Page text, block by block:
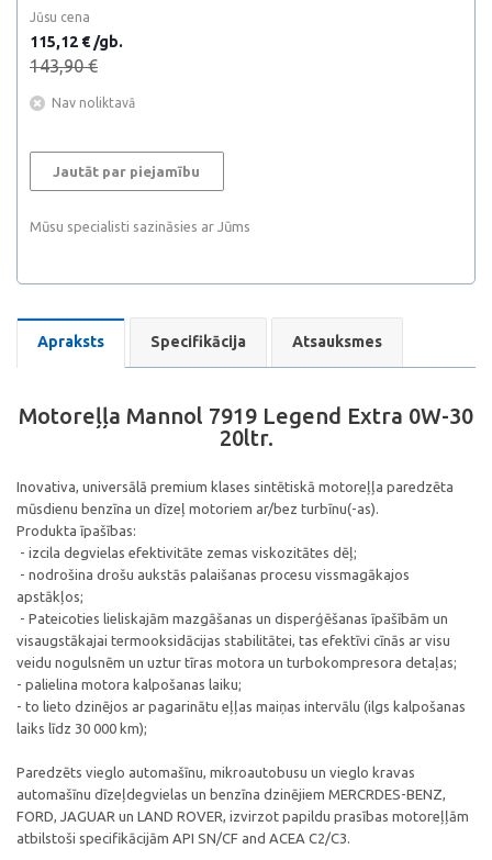
Jūsu cena
115,12 € /gb.
143,90 €
Nav noliktavā
Jautāt par piejamību
Mūsu specialisti sazināsies ar Jūms
Apraksts Specifikācija Atsauksmes
Motoreļļa Mannol 7919 Legend Extra 0W-30
20ltr.
Inovativa, universālā premium klases sintētiskā motoreļļa paredzēta
mūsdienu benzīna un dīzeļ motoriem ar/bez turbīnu(-as).
Produkta īpašības:
- izcila degvielas efektivitāte zemas viskozitātes dēļ;
- nodrošina drošu aukstās palaišanas procesu vissmagākajos
apstākļos;
- Pateicoties lieliskajām mazgāšanas un disperģēšanas īpašībām un
visaugstākajai termooksidācijas stabilitātei, tas efektīvi cīnās ar visu
veidu nogulsnēm un uztur tīras motora un turbokompresora detaļas;
- palielina motora kalpošanas laiku;
- to lieto dzinējos ar pagarinātu eļļas maiņas intervālu (ilgs kalpošanas
laiks līdz 30 000 km);
Paredzēts vieglo automašīnu, mikroautobusu un vieglo kravas
automašīnu dīzeļdegvielas un benzīna dzinējiem MERCRDES-BENZ,
FORD, JAGUAR un LAND ROVER, izvirzot papildu prasības motoreļļām
atbilstoši specifikācijām API SN/CF and ACEA C2/C3.